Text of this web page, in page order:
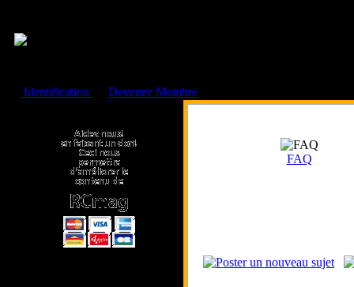
Identification
Devenez Membre
FAQ